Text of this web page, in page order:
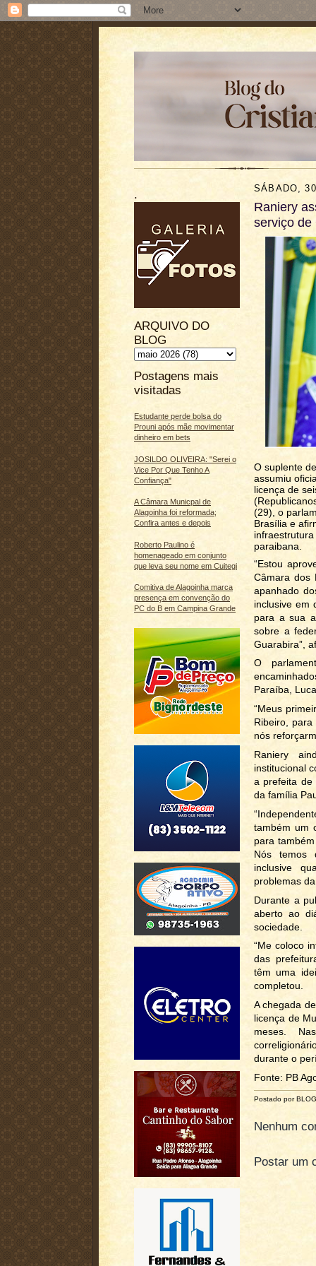
.
ARQUIVO DO
BLOG
Postagens mais
visitadas
Estudante perde bolsa do
Prouni após mãe movimentar
dinheiro em bets
JOSILDO OLIVEIRA: "Serei o
Vice Por Que Tenho A
Confiança"
A Câmara Municpal de
Alagoinha foi reformada;
Confira antes e depois
Roberto Paulino é
homenageado em conjunto
que leva seu nome em Cuitegi
Comitiva de Alagoinha marca
presença em convenção do
PC do B em Campina Grande
SÁBADO,
Raniery
serviço de
O suplente
assumiu
licença de
(29), o
Brasília e
paraibana.
“Estou
Câmara dos
apanhado
inclusive em
para a sua
sobre a
Guarabira”,
O
Paraíba,
“Meus
Ribeiro,
nós
Raniery
institucional
a prefeita de
da família
também um
para
Nós temos
inclusive
problemas
Durante a
aberto ao
sociedade.
“Me coloco
das
têm uma
completou.
A chegada
licença de
meses.
durante o
Fonte: PB
Postado por
Nenhum
Postar um